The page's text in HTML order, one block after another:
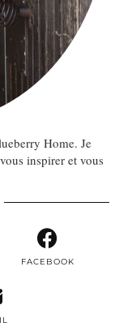
Home. Je
inspirer et vous
FACEBOOK